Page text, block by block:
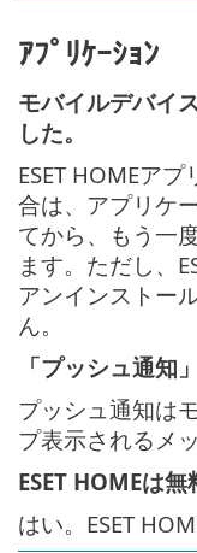
ｱﾌﾟﾘｹｰｼｮﾝ
モバイルデバイ
した。
ESET HOMEア
合は、アプリケ
てから、もう一
ます。ただし、
アンインストー
ん。
「プッシュ通知
プッシュ通知は
プ表示されるメ
ESET HOMEは
はい。ESET